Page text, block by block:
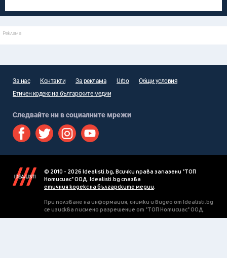
Реклама
За нас Контакти За реклама Urbo
Общи условия
Етичен кодекс на българските медии
Следвайте ни в социалните мрежи
© 2010 - 2026 Idealisti.bg, Всички права запазени "ТОП
Нотисиас" ООД. Idealisti.bg спазва
етичния кодекс на българските медии.
При ползване на информация, снимки и видео от Idealisti.bg
се изисква писмено разрешение от "ТОП Нотисиас" ООД.